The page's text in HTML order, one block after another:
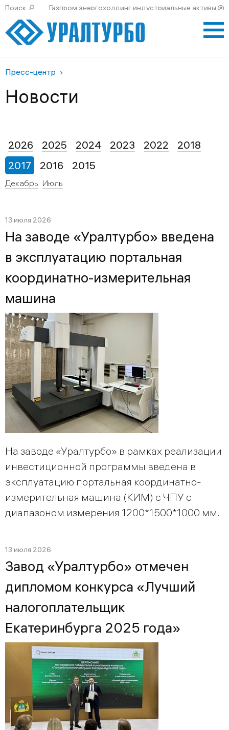
Поиск Газпром энергохолдинг индустриальные активы
Пресс-центр
Новости
2026 2025 2024 2023 2022
2018
2017
Декабрь Июль
2016 2015
13 июля 2026
На заводе «Уралтурбо» введена
в эксплуатацию портальная
координатно-измерительная
машина
На заводе «Уралтурбо» в рамках реализации
инвестиционной программы введена в
эксплуатацию портальная координатно-
измерительная машина (КИМ) с ЧПУ с
диапазоном измерения 1200*1500*1000 мм.
13 июля 2026
Завод «Уралтурбо» отмечен
дипломом конкурса «Лучший
налогоплательщик
Екатеринбурга 2025 года»